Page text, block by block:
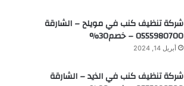
شركة تنظيف كنب في مويلح – الشارقة
0555980700 – خصم30%
أبريل 14, 2024
شركة تنظيف كنب في الذيد – الشارقة